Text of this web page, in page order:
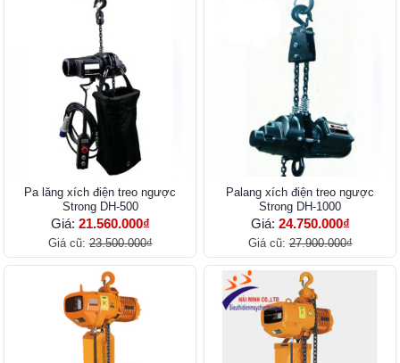
Pa lăng xích điện treo ngược
Strong DH-500
Giá: 21.560.000₫
Giá cũ:23.500.000₫
Palang xích điện treo ngược
Strong DH-1000
Giá: 24.750.000₫
Giá cũ:27.900.000₫